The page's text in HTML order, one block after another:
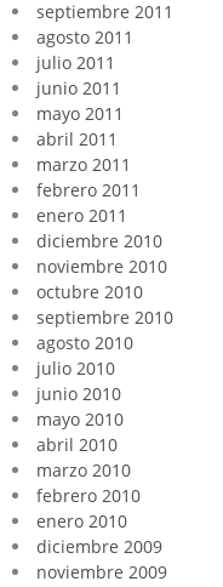
septiembre 2011
agosto 2011
julio 2011
junio 2011
mayo 2011
abril 2011
marzo 2011
febrero 2011
enero 2011
diciembre 2010
noviembre 2010
octubre 2010
septiembre 2010
agosto 2010
julio 2010
junio 2010
mayo 2010
abril 2010
marzo 2010
febrero 2010
enero 2010
diciembre 2009
noviembre 2009